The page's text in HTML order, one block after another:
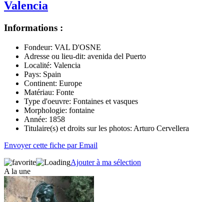
Valencia
Informations :
Fondeur: VAL D'OSNE
Adresse ou lieu-dit: avenida del Puerto
Localité: Valencia
Pays: Spain
Continent: Europe
Matériau: Fonte
Type d'oeuvre: Fontaines et vasques
Morphologie: fontaine
Année: 1858
Titulaire(s) et droits sur les photos: Arturo Cervellera
Envoyer cette fiche par Email
Ajouter à ma sélection
A la une